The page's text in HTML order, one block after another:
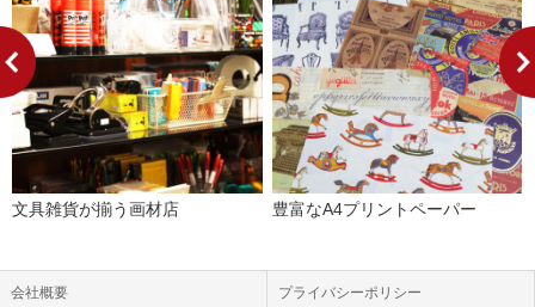
文具雑貨が揃う画材店 豊富なA4プリントペーパー
会社概要 プライバシーポリシー